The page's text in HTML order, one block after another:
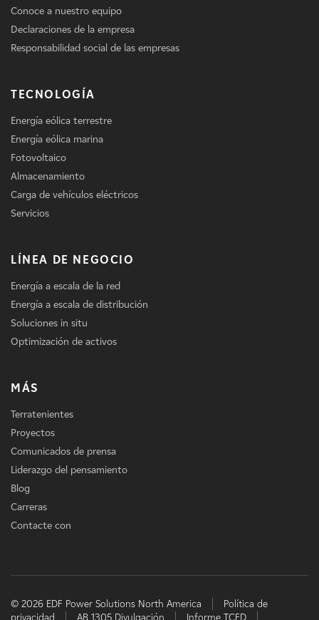
Conoce a nuestro equipo
Declaraciones de la empresa
Responsabilidad social de las empresas
TECNOLOGÍA
Energía eólica terrestre
Energía eólica marina
Fotovoltaico
Almacenamiento
Carga de vehículos eléctricos
Servicios
LÍNEA DE NEGOCIO
Energía a escala de la red
Energía a escala de distribución
Soluciones in situ
Optimización de activos
MÁS
Terratenientes
Proyectos
Comunicados de prensa
Liderazgo del pensamiento
Blog
Carreras
Contacte con
© 2026 EDF Power Solutions North America
Política de